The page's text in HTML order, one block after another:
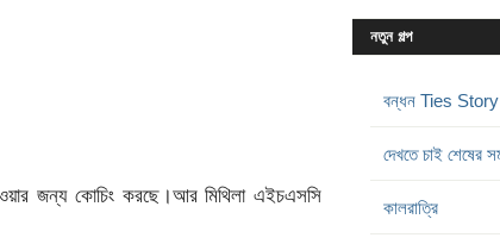
হওয়ার জন্য কোচিং করছে।আর মিথিলা এইচএসসি
নতুন গল্প
বন্ধন Ties Story
দেখতে চাই শেষের
কালরাত্রি